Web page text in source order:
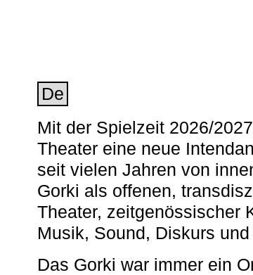
De
Mit der Spielzeit 2026/
Theater eine neue
seit vielen Jahren von
Gorki als offenen,
Theater, zeitgenössischer
Musik, Sound, Diskurs und
Das Gorki war immer ein